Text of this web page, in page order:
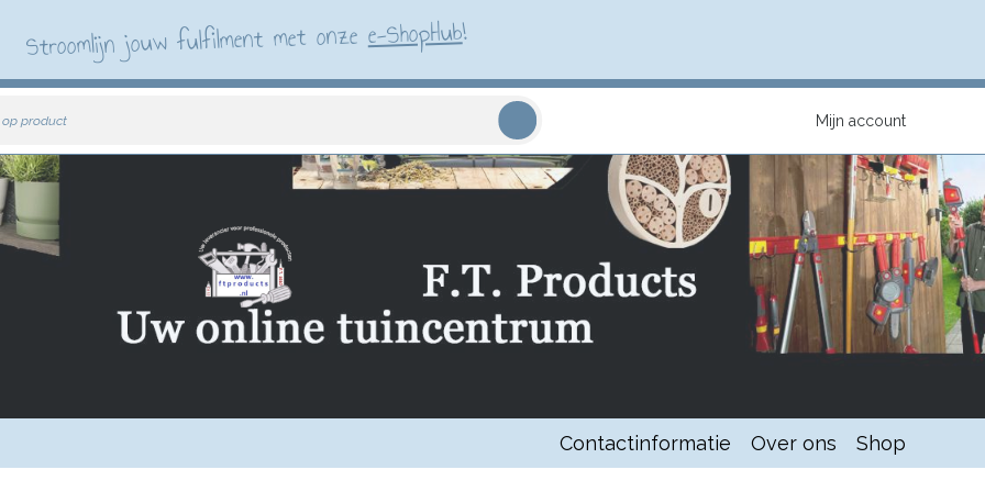
Stroomlijn jouw fulfilment met onzee-ShopHub!
op product Mijn account
Contactinformatie Over ons Shop